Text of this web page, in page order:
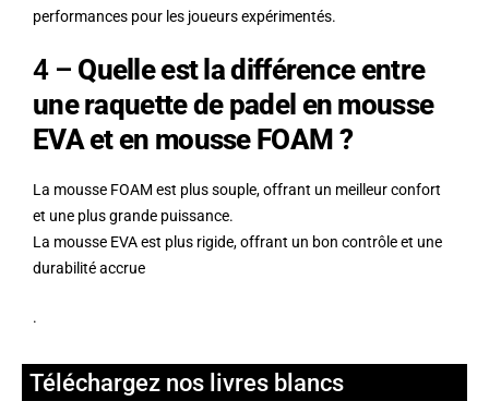
performances pour les joueurs expérimentés.
4 – Quelle est la différence entre
une raquette de padel en mousse
EVA et en mousse FOAM ?
La mousse FOAM est plus souple, offrant un meilleur confort
et une plus grande puissance.
La mousse EVA est plus rigide, offrant un bon contrôle et une
durabilité accrue
.
Téléchargez nos livres blancs